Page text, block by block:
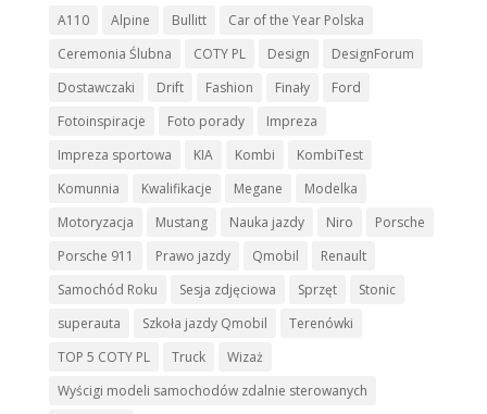
A110 Alpine Bullitt
Car of the Year Polska
Ceremonia Ślubna
COTY PL Design
DesignForum
Dostawczaki
Drift Fashion Finały
Ford
Fotoinspiracje
Foto porady
Impreza
Impreza sportowa
KIA Kombi
KombiTest
Komunnia
Kwalifikacje Megane
Modelka
Motoryzacja
Mustang Nauka jazdy Niro
Porsche
Porsche 911
Prawo jazdy Qmobil
Renault
Samochód Roku
Sesja zdjęciowa Sprzęt
Stonic
superauta
Szkoła jazdy Qmobil
Terenówki
TOP 5 COTY PL
Truck
Wizaż
Wyścigi modeli samochodów zdalnie sterowanych